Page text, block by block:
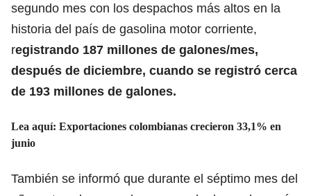
segundo mes con los despachos más altos en la
historia del país de gasolina motor corriente,
registrando 187 millones de galones/mes,
después de diciembre, cuando se registró cerca
de 193 millones de galones.
Lea aquí: Exportaciones colombianas crecieron 33,1% en
junio
También se informó que durante el séptimo mes del